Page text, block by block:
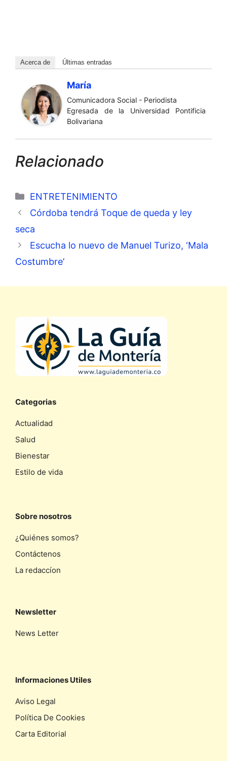
Acerca de Últimas entradas
María
Comunicadora Social - Periodista
Egresada de la Universidad Pontificia
Bolivariana
Relacionado
Categorías
ENTRETENIMIENTO
Córdoba tendrá Toque de queda y ley
seca
Escucha lo nuevo de Manuel Turizo, ‘Mala
Costumbre’
Categorias
Actualidad
Salud
Bienestar
Estilo de vida
Sobre nosotros
¿Quiénes somos?
Contáctenos
La redaccíon
Newsletter
News Letter
Informaciones Utiles
Aviso Legal
Política De Cookies
Carta Editorial